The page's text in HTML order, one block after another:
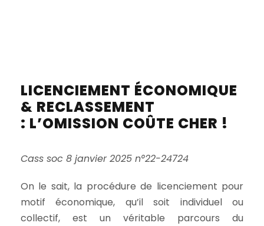
LICENCIEMENT ÉCONOMIQUE
& RECLASSEMENT
: L’OMISSION COÛTE CHER !
Cass soc 8 janvier 2025 n°22-24724
On le sait, la procédure de licenciement pour
motif économique, qu’il soit individuel ou
collectif, est un véritable parcours du